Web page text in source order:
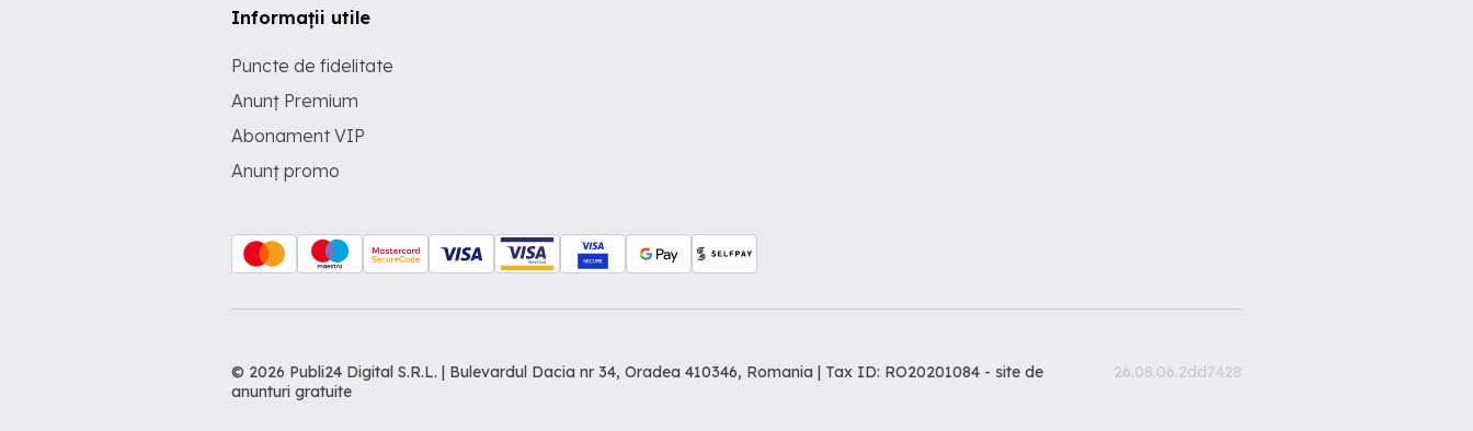
Informații utile
Puncte de fidelitate
Anunț Premium
Abonament VIP
Anunț promo
© 2026 Publi24 Digital S.R.L. | Bulevardul Dacia nr 34, Oradea 410346, Romania | Tax ID: RO20201084 - site de
anunturi gratuite
26.08.06.2dd7428